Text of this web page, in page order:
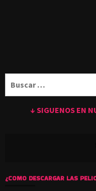
↓ SIGUENOS EN
¿COMO DESCARGAR LAS